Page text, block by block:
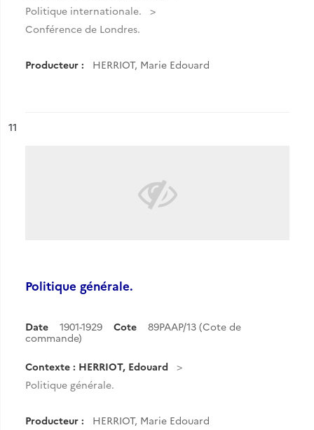
Politique internationale.
Conférence de Londres.
Producteur : HERRIOT, Marie Edouard
n°
11
Politique générale.
Date 1901-1929 Cote
89PAAP/13 (Cote de
commande)
Contexte : HERRIOT, Edouard
Politique générale.
Producteur : HERRIOT, Marie Edouard